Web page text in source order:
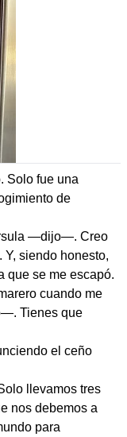
Solo fue una
de
—dijo—. Creo
siendo honesto,
que se me escapó.
cuando me
Tienes que
el ceño
llevamos tres
nos debemos a
para